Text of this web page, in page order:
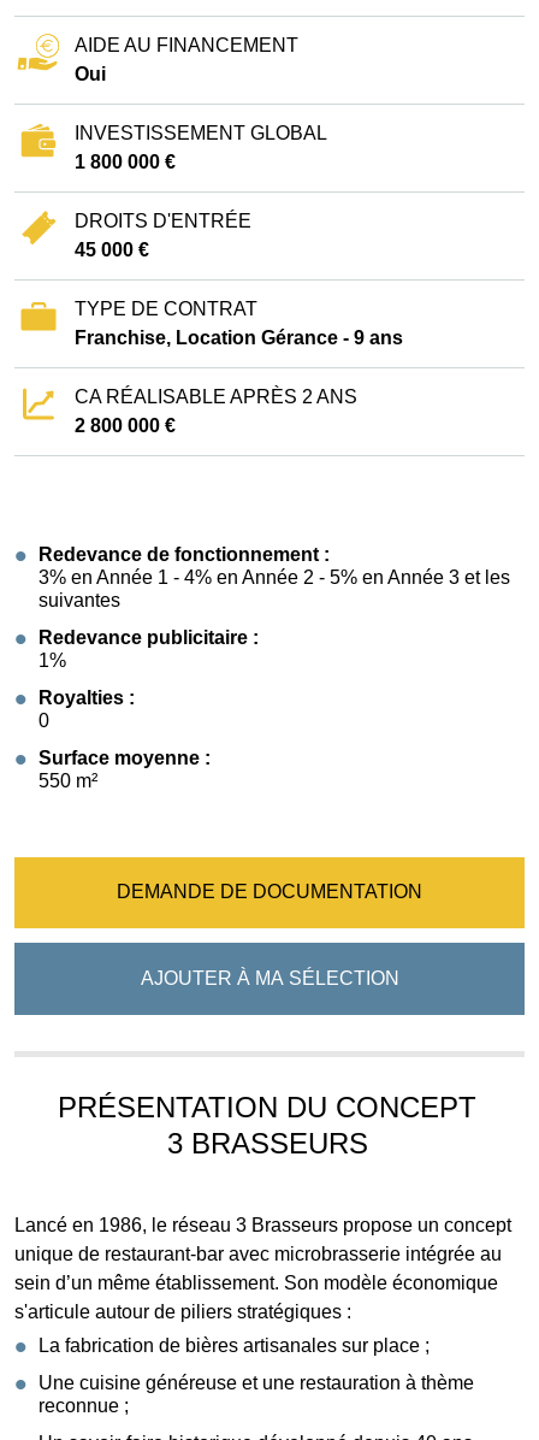
AIDE AU FINANCEMENT
Oui
INVESTISSEMENT GLOBAL
1 800 000 €
DROITS D'ENTRÉE
45 000 €
TYPE DE CONTRAT
Franchise, Location Gérance - 9 ans
CA RÉALISABLE APRÈS 2 ANS
2 800 000 €
Redevance de fonctionnement :
3% en Année 1 - 4% en Année 2 - 5% en Année 3 et les
suivantes
Redevance publicitaire :
1%
Royalties :
0
Surface moyenne :
550 m²
DEMANDE DE DOCUMENTATION
AJOUTER À MA SÉLECTION
PRÉSENTATION DU CONCEPT
3 BRASSEURS
Lancé en 1986, le réseau 3 Brasseurs propose un concept
unique de restaurant-bar avec microbrasserie intégrée au
sein d’un même établissement. Son modèle économique
s'articule autour de piliers stratégiques :
La fabrication de bières artisanales sur place ;
Une cuisine généreuse et une restauration à thème
reconnue ;